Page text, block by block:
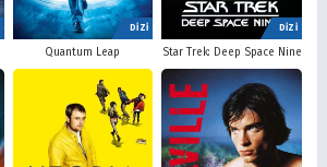
DİZİ
Quantum Leap
DİZİ
Star Trek: Deep Space Nine